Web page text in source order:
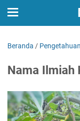
Beranda / Pengetahuan
Nama Ilmiah